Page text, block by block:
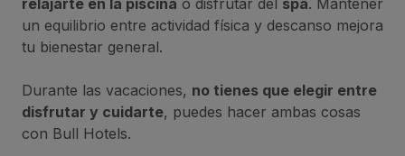
relajarte en la piscina o disfrutar del spa. Mantener
un equilibrio entre actividad física y descanso mejora
tu bienestar general.
Durante las vacaciones, no tienes que elegir entre
disfrutar y cuidarte, puedes hacer ambas cosas
con Bull Hotels.